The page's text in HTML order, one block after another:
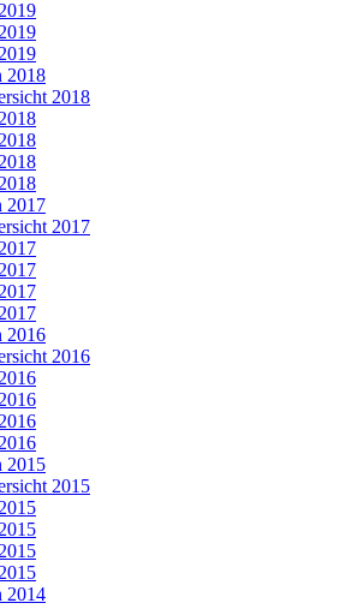
2018
2018
2017
2017
2016
2016
2015
2015
2014